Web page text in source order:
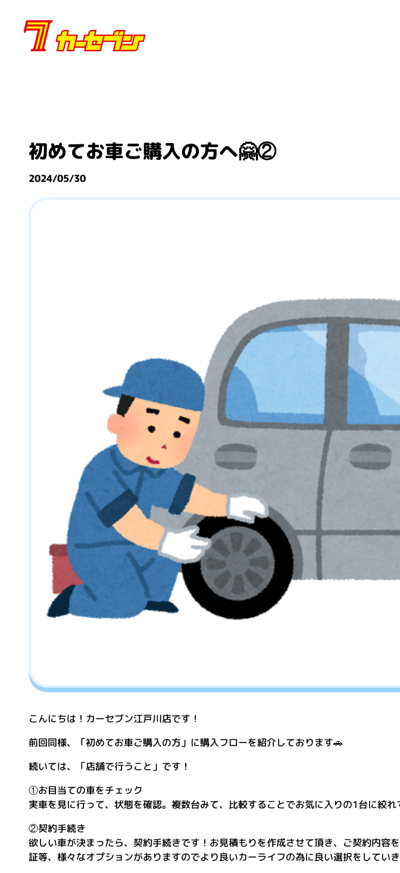
初めてお車ご購入の方へ🤗②
2024/05/30
こんにちは！カーセブン江戸川店です！
前回同様、「初めてお車ご購入の方」に購入フローを紹介しております🚗
続いては、「店舗で行うこと」です！
①お目当ての車をチェック
実車を見に行って、状態を確認。複数台みて、比較することでお気に入りの1台に絞
②契約手続き
欲しい車が決まったら、契約手続きです！お見積もりを作成させて頂き、ご契約内
証等、様々なオプションがありますのでより良いカーライフの為に良い選択をしてい